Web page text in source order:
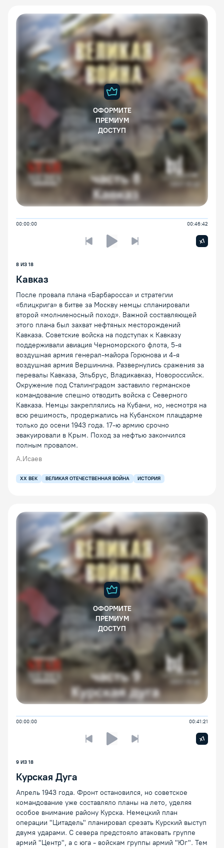
ОФОРМИТЕ
ПРЕМИУМ
ДОСТУП
00:00:00 00:46:42
Предыдущая лекцияСледующая лекция
x1
8 ИЗ 18
Кавказ
После провала плана «Барбаросса» и стратегии
«блицкрига» в битве за Москву немцы спланировали
второй «молниеносный поход». Важной составляющей
этого плана был захват нефтяных месторождений
Кавказа. Советские войска на подступах к Кавказу
поддерживали авиация Черноморского флота, 5-я
воздушная армия генерал-майора Горюнова и 4-я
воздушная армия Вершинина. Развернулись сражения за
перевалы Кавказа, Эльбрус, Владикавказ, Новороссийск.
Окружение под Сталинградом заставило германское
командование спешно отводить войска с Северного
Кавказа. Немцы закреплялись на Кубани, но, несмотря на
всю решимость, продержались на Кубанском плацдарме
только до осени 1943 года. 17-ю армию срочно
эвакуировали в Крым. Поход за нефтью закончился
полным провалом.
А.Исаев
XX ВЕК ВЕЛИКАЯ ОТЕЧЕСТВЕННАЯ ВОЙНА ИСТОРИЯ
ОФОРМИТЕ
ПРЕМИУМ
ДОСТУП
00:00:00 00:41:21
Предыдущая лекция
x1
9 ИЗ 18
Курская Дуга
Апрель 1943 года. Фронт остановился, но советское
командование уже составляло планы на лето, уделяя
особое внимание району Курска. Немецкий план
операции "Цитадель" планировал срезать Курский выступ
двумя ударами. С севера предстояло атаковать группе
армий "Центр", а с юга - войскам группы армий "Юг". Тем